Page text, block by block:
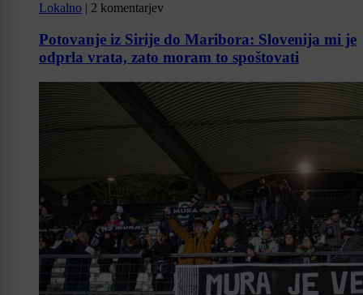
Lokalno | 2 komentarjev
Potovanje iz Sirije do Maribora: Slovenija mi je
odprla vrata, zato moram to spoštovati